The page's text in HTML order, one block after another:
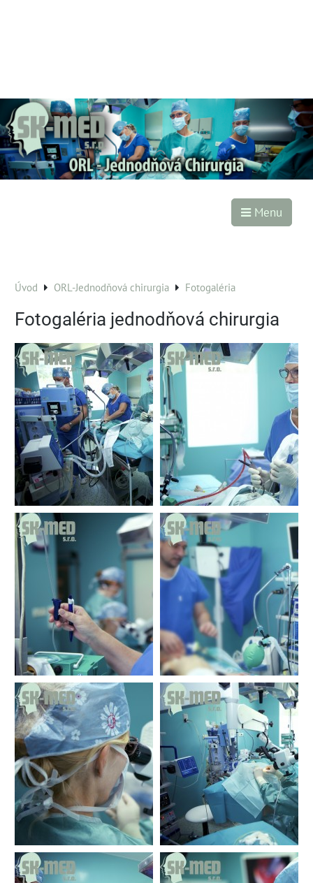
Menu
Úvod ORL-Jednodňová chirurgia Fotogaléria
Fotogaléria jednodňová chirurgia